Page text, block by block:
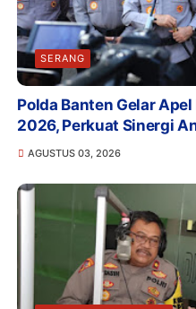
SERANG
Polda Banten Gelar
2026, Perkuat Sinergi
AGUSTUS 03, 2026